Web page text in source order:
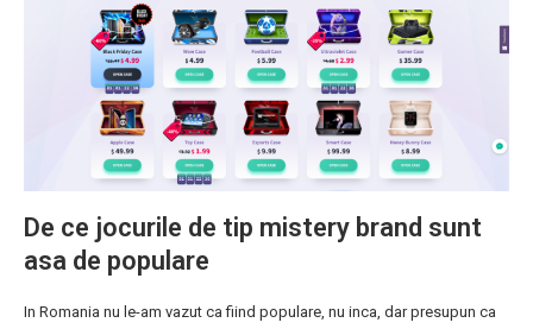
De ce jocurile de tip mistery brand sunt
asa de populare
In Romania nu le-am vazut ca fiind populare, nu inca, dar presupun ca